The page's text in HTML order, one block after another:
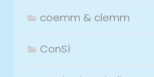
coemm & clemm
ConSì